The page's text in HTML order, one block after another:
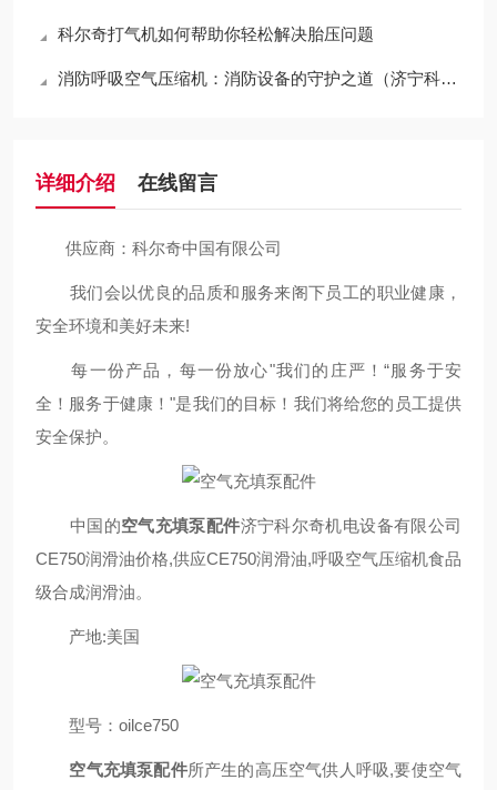
科尔奇打气机如何帮助你轻松解决胎压问题
消防呼吸空气压缩机：消防设备的守护之道（济宁科尔奇原创作品，侵权必究）
详细介绍 在线留言
供应商：科尔奇中国有限公司
我们会以优良的品质和服务来阁下员工的职业健康，
安全环境和美好未来!
每一份产品，每一份放心"我们的庄严！“服务于安
全！服务于健康！"是我们的目标！我们将给您的员工提供
安全保护。
中国的空气充填泵配件济宁科尔奇机电设备有限公司
CE750润滑油价格,供应CE750润滑油,呼吸空气压缩机食品
级合成润滑油。
产地:美国
型号：oilce750
空气充填泵配件所产生的高压空气供人呼吸,要使空气